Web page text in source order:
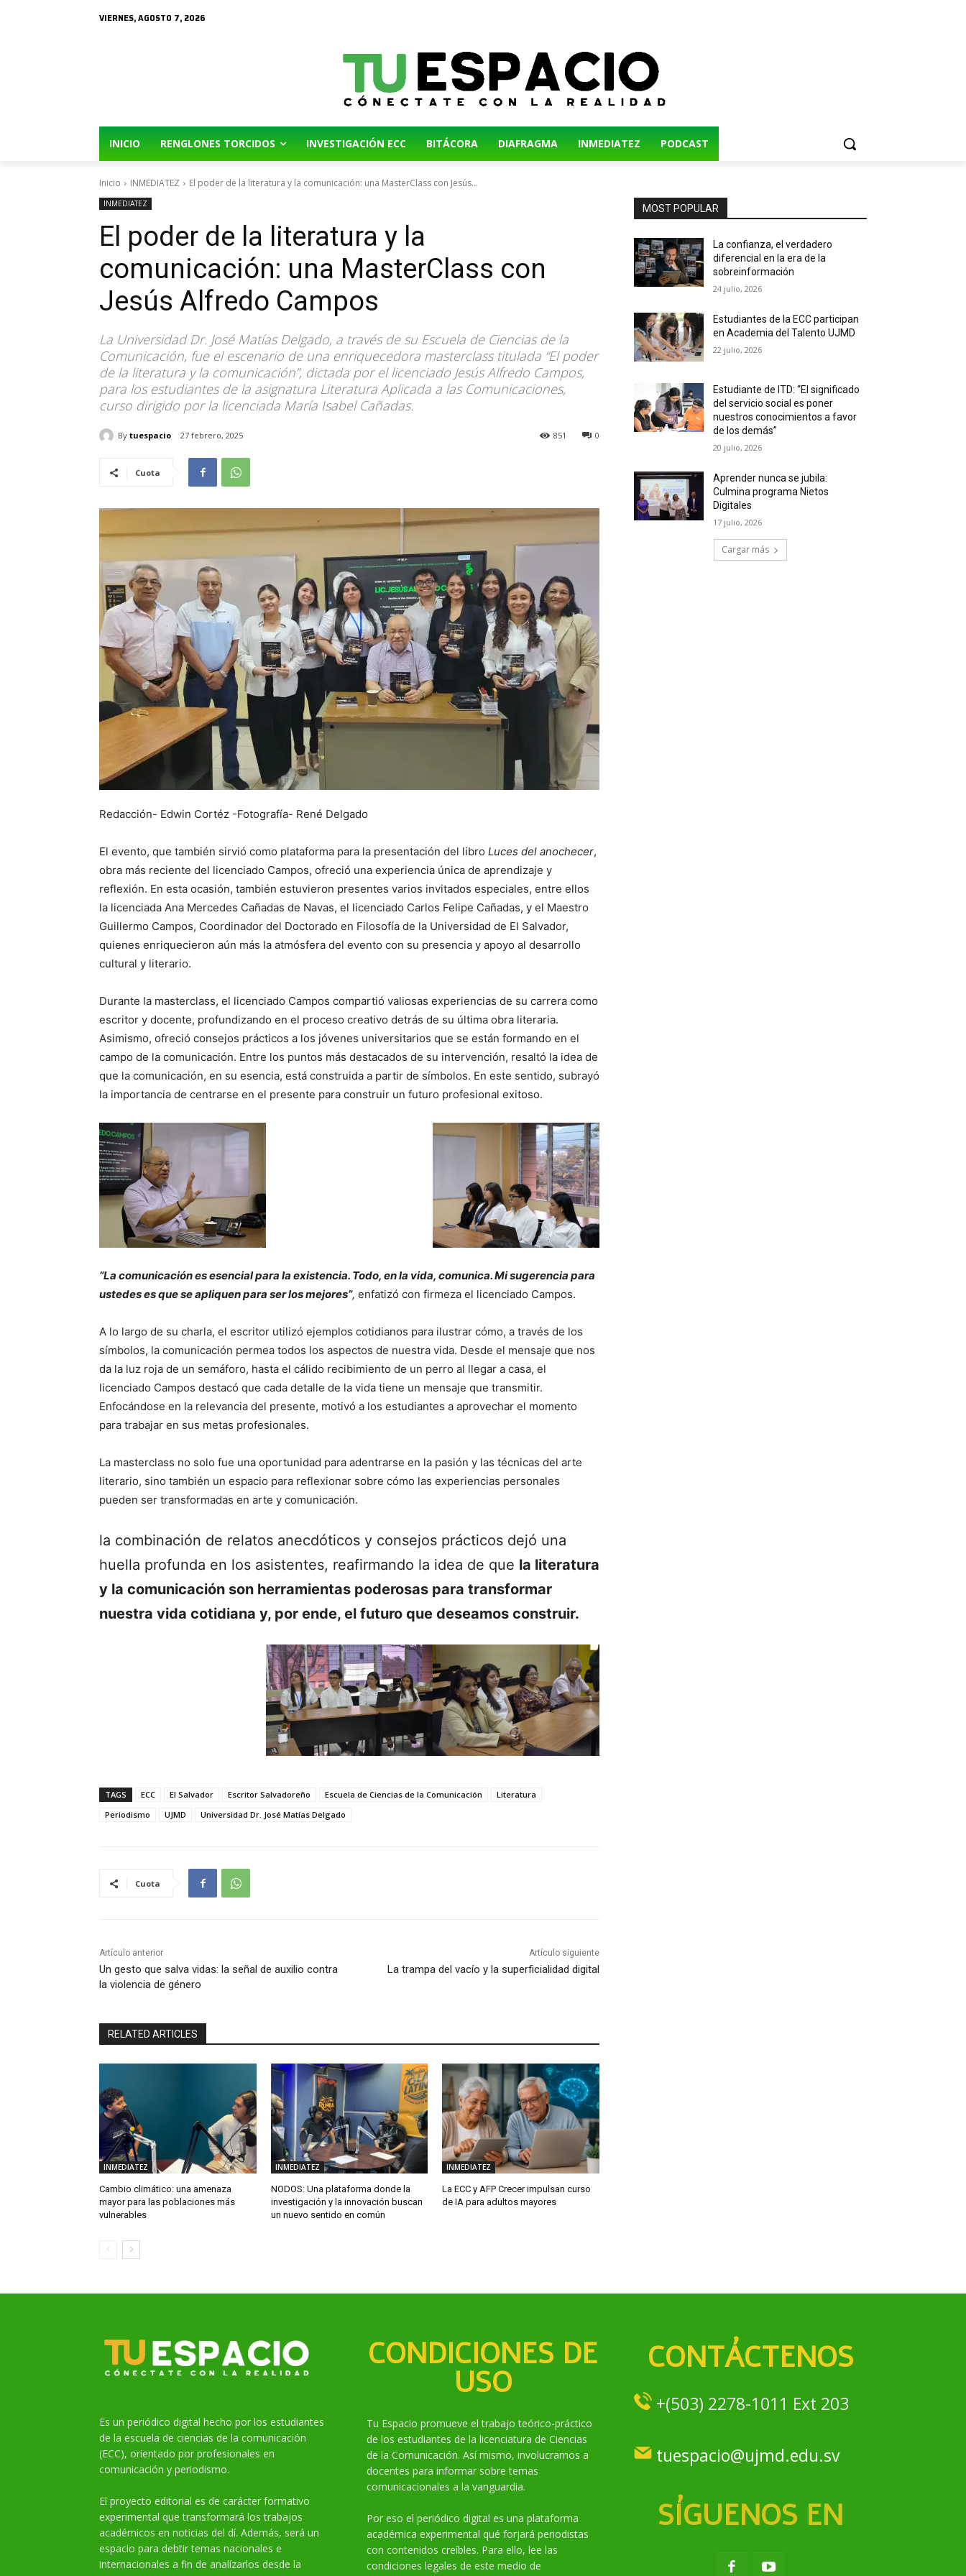
VIERNES, AGOSTO 7, 2026
INICIO RENGLONES TORCIDOS INVESTIGACIÓN ECC BITÁCORA DIAFRAGMA INMEDIATEZ PODCAST
Inicio INMEDIATEZ El poder de la literatura y la comunicación: una MasterClass con Jesús...
INMEDIATEZ
El poder de la literatura y la
comunicación: una MasterClass con
Jesús Alfredo Campos
La Universidad Dr. José Matías Delgado, a través de su Escuela de Ciencias de la
Comunicación, fue el escenario de una enriquecedora masterclass titulada “El poder
de la literatura y la comunicación”, dictada por el licenciado Jesús Alfredo Campos,
para los estudiantes de la asignatura Literatura Aplicada a las Comunicaciones,
curso dirigido por la licenciada María Isabel Cañadas.
By tuespacio 27 febrero, 2025 0
851
Cuota
Redacción- Edwin Cortéz -Fotografía- René Delgado
El evento, que también sirvió como plataforma para la presentación del libro Luces del anochecer,
obra más reciente del licenciado Campos, ofreció una experiencia única de aprendizaje y
reflexión. En esta ocasión, también estuvieron presentes varios invitados especiales, entre ellos
la licenciada Ana Mercedes Cañadas de Navas, el licenciado Carlos Felipe Cañadas, y el Maestro
Guillermo Campos, Coordinador del Doctorado en Filosofía de la Universidad de El Salvador,
quienes enriquecieron aún más la atmósfera del evento con su presencia y apoyo al desarrollo
cultural y literario.
Durante la masterclass, el licenciado Campos compartió valiosas experiencias de su carrera como
escritor y docente, profundizando en el proceso creativo detrás de su última obra literaria.
Asimismo, ofreció consejos prácticos a los jóvenes universitarios que se están formando en el
campo de la comunicación. Entre los puntos más destacados de su intervención, resaltó la idea de
que la comunicación, en su esencia, está construida a partir de símbolos. En este sentido, subrayó
la importancia de centrarse en el presente para construir un futuro profesional exitoso.
“La comunicación es esencial para la existencia. Todo, en la vida, comunica. Mi sugerencia para
ustedes es que se apliquen para ser los mejores”, enfatizó con firmeza el licenciado Campos.
A lo largo de su charla, el escritor utilizó ejemplos cotidianos para ilustrar cómo, a través de los
símbolos, la comunicación permea todos los aspectos de nuestra vida. Desde el mensaje que nos
da la luz roja de un semáforo, hasta el cálido recibimiento de un perro al llegar a casa, el
licenciado Campos destacó que cada detalle de la vida tiene un mensaje que transmitir.
Enfocándose en la relevancia del presente, motivó a los estudiantes a aprovechar el momento
para trabajar en sus metas profesionales.
La masterclass no solo fue una oportunidad para adentrarse en la pasión y las técnicas del arte
literario, sino también un espacio para reflexionar sobre cómo las experiencias personales
pueden ser transformadas en arte y comunicación.
la combinación de relatos anecdóticos y consejos prácticos dejó una
huella profunda en los asistentes, reafirmando la idea de que la literatura
y la comunicación son herramientas poderosas para transformar
nuestra vida cotidiana y, por ende, el futuro que deseamos construir.
TAGS ECC El Salvador Escritor Salvadoreño Escuela de Ciencias de la Comunicación
Literatura
Periodismo
UJMD Universidad Dr. José Matías Delgado
Cuota
Artículo anterior
Un gesto que salva vidas: la señal de auxilio contra
la violencia de género
Artículo siguiente
La trampa del vacío y la superficialidad digital
RELATED ARTICLES
INMEDIATEZ
Cambio climático: una amenaza
mayor para las poblaciones más
vulnerables
INMEDIATEZ
NODOS: Una plataforma donde la
investigación y la innovación buscan
un nuevo sentido en común
INMEDIATEZ
La ECC y AFP Crecer impulsan curso
de IA para adultos mayores
MOST POPULAR
La confianza, el verdadero
diferencial en la era de la
sobreinformación
24 julio, 2026
Estudiantes de la ECC participan
en Academia del Talento UJMD
22 julio, 2026
Estudiante de ITD: “El significado
del servicio social es poner
nuestros conocimientos a favor
de los demás”
20 julio, 2026
Aprender nunca se jubila:
Culmina programa Nietos
Digitales
17 julio, 2026
Cargar más
Es un periódico digital hecho por los estudiantes
de la escuela de ciencias de la comunicación
(ECC), orientado por profesionales en
comunicación y periodismo.
El proyecto editorial es de carácter formativo
experimental que transformará los trabajos
académicos en noticias del dí. Además, será un
espacio para debtir temas nacionales e
internacionales a fin de analízarlos desde la
CONDICIONES DE
USO
Tu Espacio promueve el trabajo teórico-práctico
de los estudiantes de la licenciatura de Ciencias
de la Comunicación. Así mismo, involucramos a
docentes para informar sobre temas
comunicacionales a la vanguardia.
Por eso el periódico digital es una plataforma
académica experimental qué forjará periodistas
con contenidos creíbles. Para ello, lee las
condiciones legales de este medio de
CONTÁCTENOS
+(503) 2278-1011 Ext 203
tuespacio@ujmd.edu.sv
SÍGUENOS EN